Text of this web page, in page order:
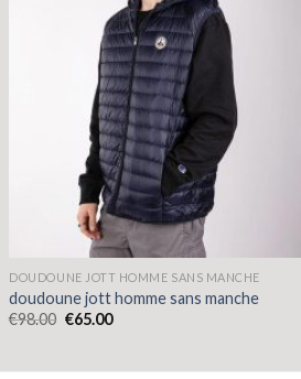
DOUDOUNE JOTT HOMME SANS MANCHE
doudoune jott homme sans manche
€98.00 €65.00